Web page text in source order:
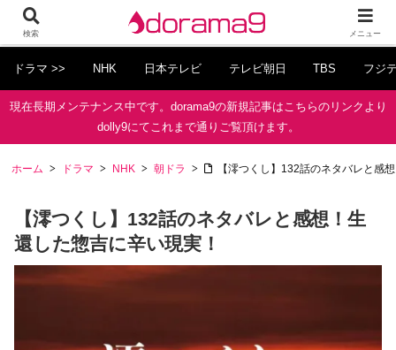
ドラマ >> NHK 日本テレビ テレビ朝日 TBS フジ
現在長期メンテナンス中です。dorama9の新規記事はこちらのリンクより
dolly9にてこれまで通りご覧頂けます。
ホーム ドラマ NHK 朝ドラ 【澪つくし】132話のネタバレと感
【澪つくし】132話のネタバレと感想！生
還した惣吉に辛い現実！
検索 メニュー